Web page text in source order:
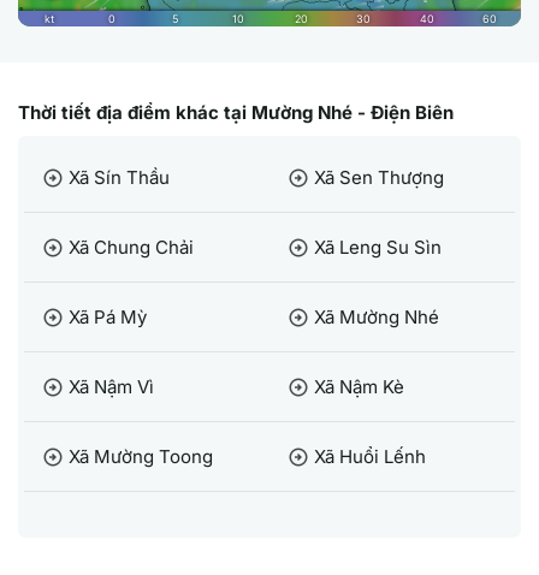
Thời tiết địa điểm khác tại Mường Nhé - Điện Biên
arrow_circle_right Xã Sín Thầu arrow_circle_right Xã Sen Thượng
arrow_circle_right Xã Chung Chải arrow_circle_right Xã Leng Su Sìn
arrow_circle_right Xã Pá Mỳ arrow_circle_right Xã Mường Nhé
arrow_circle_right Xã Nậm Vì arrow_circle_right Xã Nậm Kè
arrow_circle_right Xã Mường Toong arrow_circle_right Xã Huổi Lếnh